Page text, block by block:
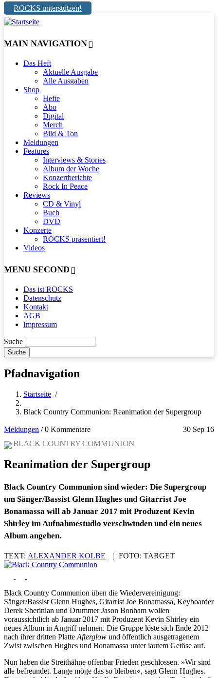
ROCKS unterstützen!
MAIN NAVIGATION
Das Heft
Aktuelle Ausgabe
Alle Ausgaben
Shop
Hefte
Abo
Digital
Merch
Bild & Ton
Meldungen
Features
Interviews & Stories
Album der Woche
Konzertberichte
Rock In Peace
Reviews
CD & Vinyl
Buch
DVD
Konzerte
ROCKS präsentiert!
Videos
MENU SECOND
Das ist ROCKS
Datenschutz
Kontakt
AGB
Impressum
Suche
Pfadnavigation
Startseite /
Black Country Communion: Reanimation der Supergroup
Meldungen 30 Sep 16
/0 Kommentare
BLACK COUNTRY COMMUNION
Reanimation der Supergroup
Black Country Communion sind wieder: Die Supergroup
um Sänger/Bassist Glenn Hughes und Gitarrist Joe
Bonamassa will ab Januar 2017 mit Produzent Kevin
Shirley im Aufnahmestudio verschwinden und ein neues
Album angehen.
TEXT: ALEXANDER KOLBE | FOTO: TARGET
Black Country Communion üben die Wiedervereinigung:
Sänger/Bassist Glenn Hughes, Gitarrist Joe Bonamassa, Keyboarder
Derek Sherinian und Drummer Jason Bonham wollen
voraussichtlich ab Januar 2017 mit Produzent Kevin Shirley ein
neues Album in Angriff nehmen. Die Gruppe löste sich Ende 2012
nach ihrer dritten Platte Afterglow und öffentlich ausgetragenem
Zwist zwischen Hughes und Bonamassa unter lautem Getöse auf.
Nun haben die Streithähne offenbar Frieden geschlossen. »Wir sind
alle befreundet. Lange möge das so bleiben«, sagt Glenn Hughes.